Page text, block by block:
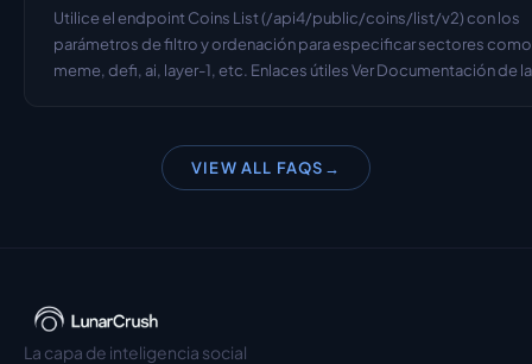
Utilice el endpoint Coins List (/api4/public/coins/list/v2) con los
parámetros de filtro y ordenación para especificar sectores como
meme, defi, ai, layer-1, etc. Enlaces útiles Ver Documentación de la
VIEW ALL FAQS →
La capa de inteligencia social